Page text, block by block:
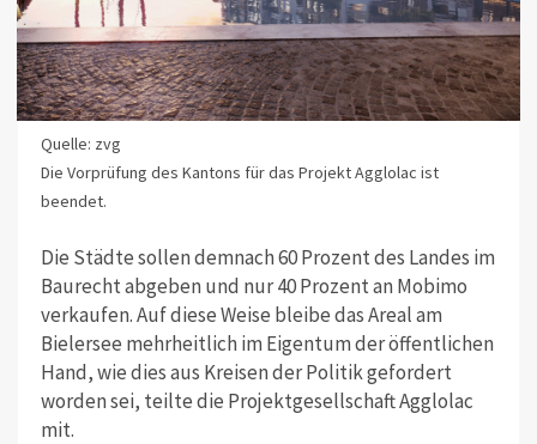
Quelle: zvg
Die Vorprüfung des Kantons für das Projekt Agglolac ist
beendet.
Die Städte sollen demnach 60 Prozent des Landes im
Baurecht abgeben und nur 40 Prozent an Mobimo
verkaufen. Auf diese Weise bleibe das Areal am
Bielersee mehrheitlich im Eigentum der öffentlichen
Hand, wie dies aus Kreisen der Politik gefordert
worden sei, teilte die Projektgesellschaft Agglolac
mit.